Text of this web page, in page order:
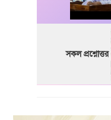
সকল প্রশ্নোত্তর